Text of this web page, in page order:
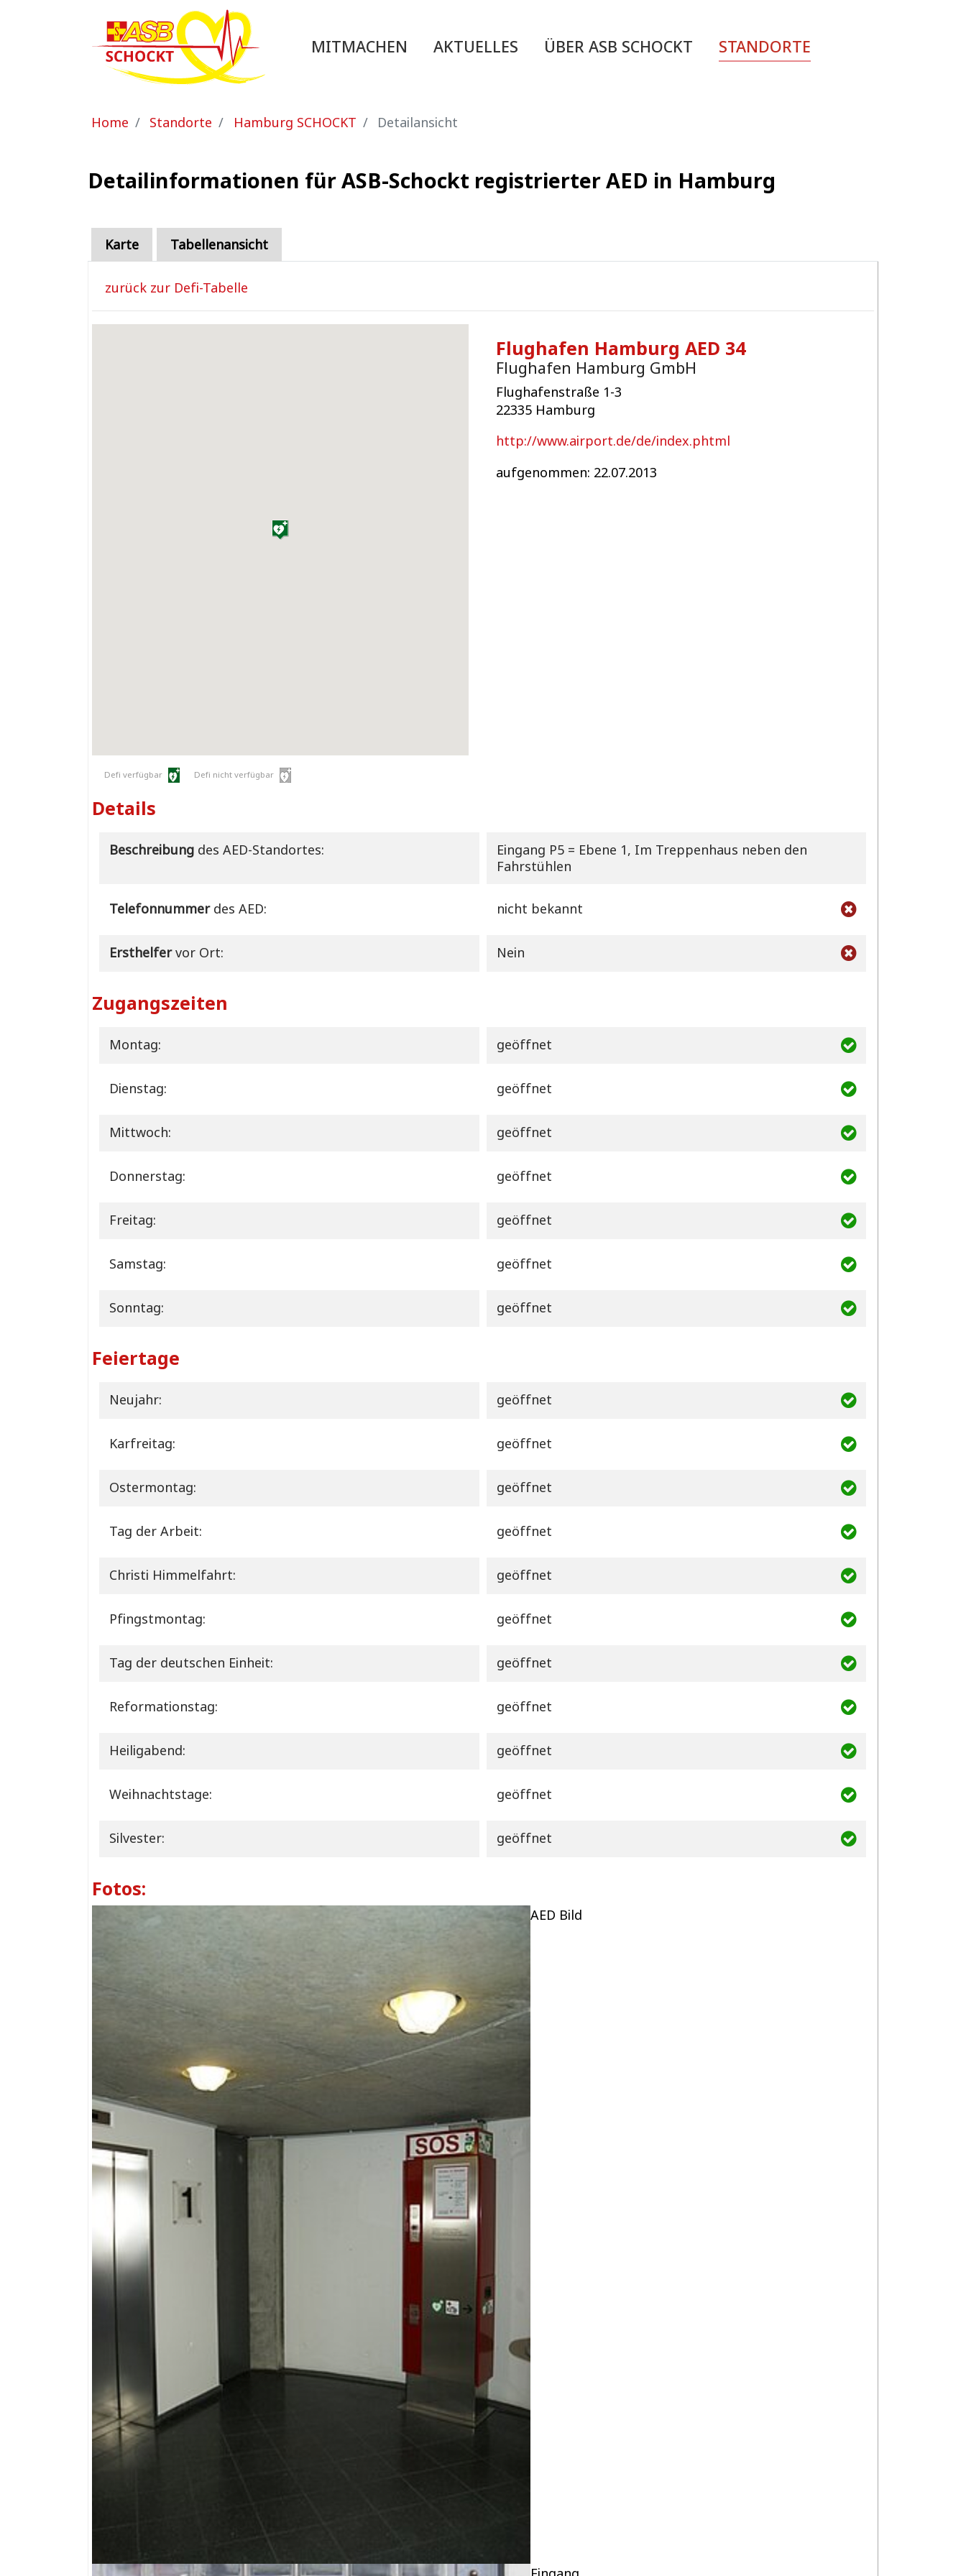
MITMACHEN AKTUELLES ÜBER ASB SCHOCKT STANDORTE
Sie sind hier:
Home Standorte Hamburg SCHOCKT Detailansicht
Detailinformationen für ASB-Schockt registrierter AED in Hamburg
Karte Tabellenansicht
zurück zur Defi-Tabelle
Defi verfügbar Defi nicht verfügbar
Flughafen Hamburg AED 34
Flughafen Hamburg GmbH
Flughafenstraße 1-3
22335 Hamburg
http://www.airport.de/de/index.phtml
aufgenommen: 22.07.2013
Details
Beschreibungdes AED-Standortes:
Eingang P5 = Ebene 1, Im Treppenhaus neben den
Fahrstühlen
Telefonnummerdes AED: nicht bekannt
Ersthelfervor Ort: Nein
Zugangszeiten
Montag: geöffnet
Dienstag: geöffnet
Mittwoch: geöffnet
Donnerstag: geöffnet
Freitag: geöffnet
Samstag: geöffnet
Sonntag: geöffnet
Feiertage
Neujahr: geöffnet
Karfreitag: geöffnet
Ostermontag: geöffnet
Tag der Arbeit: geöffnet
Christi Himmelfahrt: geöffnet
Pfingstmontag: geöffnet
Tag der deutschen Einheit: geöffnet
Reformationstag: geöffnet
Heiligabend: geöffnet
Weihnachtstage: geöffnet
Silvester: geöffnet
Fotos:
AED Bild